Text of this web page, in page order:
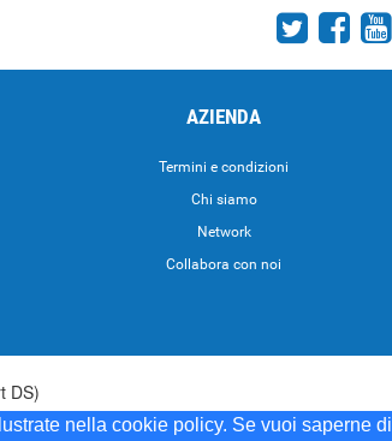
nella cookie policy. Se vuoi saperne di
AZIENDA
Termini e condizioni
Chi siamo
Network
Collabora con noi
DS)